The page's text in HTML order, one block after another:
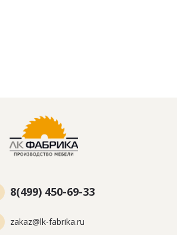
8(499) 450-69-33
zakaz@lk-fabrika.ru